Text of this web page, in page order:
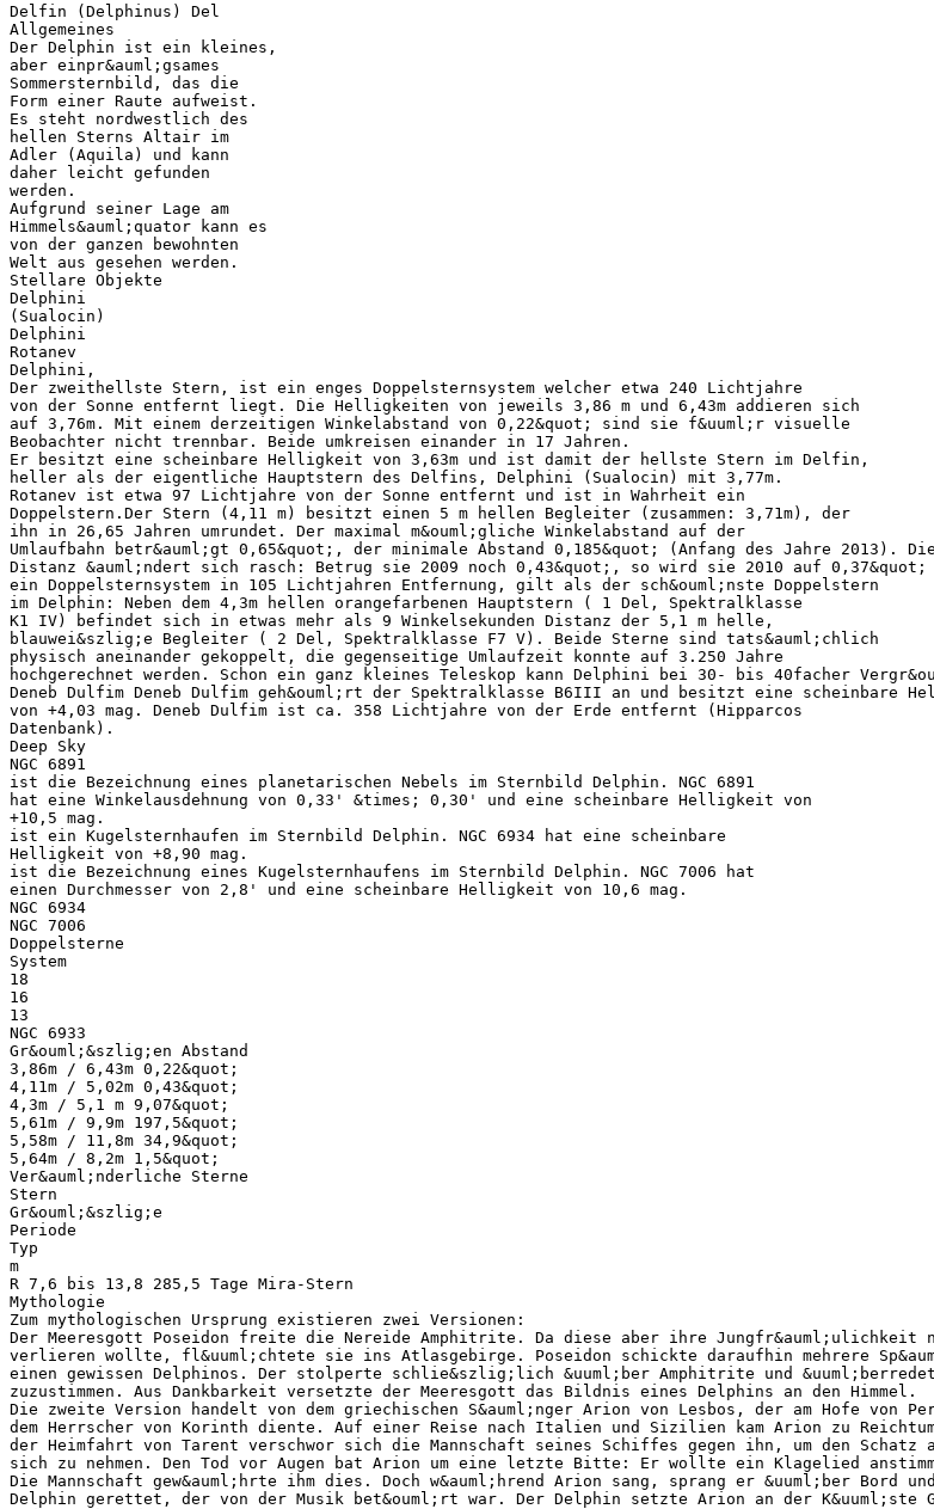
Delfin (Delphinus) Del
Allgemeines
Der Delphin ist ein kleines,
aber einpr&auml;gsames
Sommersternbild, das die
Form einer Raute aufweist.
Es steht nordwestlich des
hellen Sterns Altair im
Adler (Aquila) und kann
daher leicht gefunden
werden.
Aufgrund seiner Lage am
Himmels&auml;quator kann es
von der ganzen bewohnten
Welt aus gesehen werden.
Stellare Objekte
Delphini
(Sualocin)
Delphini
Rotanev
Delphini,
Der zweithellste Stern, ist ein enges Doppelsternsystem welcher etwa 240 Lichtjahre
von der Sonne entfernt liegt. Die Helligkeiten von jeweils 3,86 m und 6,43m addieren sich
auf 3,76m. Mit einem derzeitigen Winkelabstand von 0,22&quot; sind sie f&uuml;r visuelle
Beobachter nicht trennbar. Beide umkreisen einander in 17 Jahren.
Er besitzt eine scheinbare Helligkeit von 3,63m und ist damit der hellste Stern im Delfin,
heller als der eigentliche Hauptstern des Delfins, Delphini (Sualocin) mit 3,77m.
Rotanev ist etwa 97 Lichtjahre von der Sonne entfernt und ist in Wahrheit ein
Doppelstern.Der Stern (4,11 m) besitzt einen 5 m hellen Begleiter (zusammen: 3,71m), der
ihn in 26,65 Jahren umrundet. Der maximal m&ouml;gliche Winkelabstand auf der
Umlaufbahn betr&auml;gt 0,65&quot;, der minimale Abstand 0,185&quot; (Anfang des Jahre 2013). Die
Distanz &auml;ndert sich rasch: Betrug sie 2009 noch 0,43&quot;, so wird sie 2010 auf 0,37&quot;
ein Doppelsternsystem in 105 Lichtjahren Entfernung, gilt als der sch&ouml;nste Doppelstern
im Delphin: Neben dem 4,3m hellen orangefarbenen Hauptstern ( 1 Del, Spektralklasse
K1 IV) befindet sich in etwas mehr als 9 Winkelsekunden Distanz der 5,1 m helle,
blauwei&szlig;e Begleiter ( 2 Del, Spektralklasse F7 V). Beide Sterne sind tats&auml;chlich
physisch aneinander gekoppelt, die gegenseitige Umlaufzeit konnte auf 3.250 Jahre
hochgerechnet werden. Schon ein ganz kleines Teleskop kann Delphini bei 30- bis 40facher
Deneb Dulfim Deneb Dulfim geh&ouml;rt der Spektralklasse B6III an und besitzt eine scheinbare
von +4,03 mag. Deneb Dulfim ist ca. 358 Lichtjahre von der Erde entfernt (Hipparcos
Datenbank).
Deep Sky
NGC 6891
ist die Bezeichnung eines planetarischen Nebels im Sternbild Delphin. NGC 6891
hat eine Winkelausdehnung von 0,33' &times; 0,30' und eine scheinbare Helligkeit von
+10,5 mag.
ist ein Kugelsternhaufen im Sternbild Delphin. NGC 6934 hat eine scheinbare
Helligkeit von +8,90 mag.
ist die Bezeichnung eines Kugelsternhaufens im Sternbild Delphin. NGC 7006 hat
einen Durchmesser von 2,8' und eine scheinbare Helligkeit von 10,6 mag.
NGC 6934
NGC 7006
Doppelsterne
System
18
16
13
NGC 6933
Gr&ouml;&szlig;en Abstand
3,86m / 6,43m 0,22&quot;
4,11m / 5,02m 0,43&quot;
4,3m / 5,1 m 9,07&quot;
5,61m / 9,9m 197,5&quot;
5,58m / 11,8m 34,9&quot;
5,64m / 8,2m 1,5&quot;
Ver&auml;nderliche Sterne
Stern
Gr&ouml;&szlig;e
Periode
Typ
m
R 7,6 bis 13,8 285,5 Tage Mira-Stern
Mythologie
Zum mythologischen Ursprung existieren zwei Versionen:
Der Meeresgott Poseidon freite die Nereide Amphitrite. Da diese aber ihre Jungfr&auml;ulichkeit
verlieren wollte, fl&uuml;chtete sie ins Atlasgebirge. Poseidon schickte daraufhin mehrere
einen gewissen Delphinos. Der stolperte schlie&szlig;lich &uuml;ber Amphitrite und
zuzustimmen. Aus Dankbarkeit versetzte der Meeresgott das Bildnis eines Delphins an den Himmel.
Die zweite Version handelt von dem griechischen S&auml;nger Arion von Lesbos, der am Hofe von
dem Herrscher von Korinth diente. Auf einer Reise nach Italien und Sizilien kam Arion zu
der Heimfahrt von Tarent verschwor sich die Mannschaft seines Schiffes gegen ihn, um den Schatz
sich zu nehmen. Den Tod vor Augen bat Arion um eine letzte Bitte: Er wollte ein Klagelied
Die Mannschaft gew&auml;hrte ihm dies. Doch w&auml;hrend Arion sang, sprang er &uuml;ber Bord
Delphin gerettet, der von der Musik bet&ouml;rt war. Der Delphin setzte Arion an der K&uuml;ste